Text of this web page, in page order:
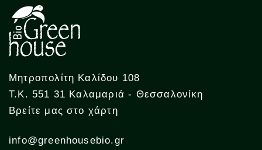
Μητροπολίτη Καλίδου 108
Τ.Κ. 551 31 Καλαμαριά - Θεσσαλονίκη
Βρείτε μας στο χάρτη
info@greenhousebio.gr